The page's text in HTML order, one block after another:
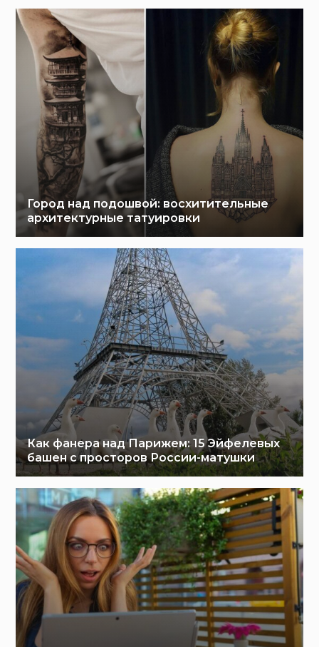
Город над подошвой: восхитительные
архитектурные татуировки
Как фанера над Парижем: 15 Эйфелевых
башен с просторов России-матушки